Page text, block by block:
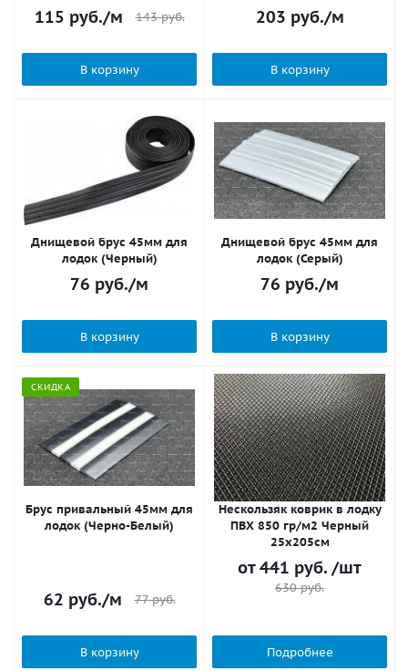
115 руб./м 143руб.
В корзину
203 руб./м
В корзину
Днищевой брус 45мм для
лодок (Черный)
76 руб./м
В корзину
Днищевой брус 45мм для
лодок (Серый)
76 руб./м
В корзину
СКИДКА
Брус привальный 45мм для
лодок (Черно-Белый)
62 руб./м 77руб.
В корзину
Нескользяк коврик в лодку
ПВХ 850 гр/м2 Черный
25х205см
от441 руб. /шт
630 руб.
Подробнее